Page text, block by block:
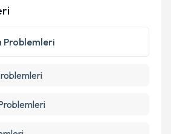
işlenmesine ilişkin
ve kişisel verilerimin belirtilen
Talebini Gönder
Problemleri